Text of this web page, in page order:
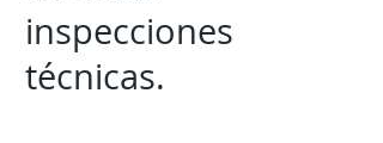
inspecciones
técnicas.